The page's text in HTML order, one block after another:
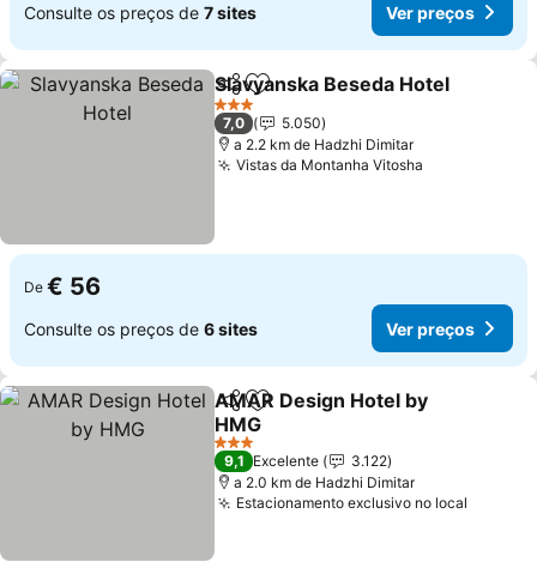
Consulte os preços de 7 sites Ver preços
PartilharAdicionar aos favoritos
Slavyanska Beseda Hotel
3 Estrelas
7,0
5.050
a 2.2 km de Hadzhi Dimitar
Vistas da Montanha Vitosha
De € 56
Consulte os preços de 6 sites Ver preços
PartilharAdicionar aos favoritos
AMAR Design Hotel by
HMG
3 Estrelas
9,1 Excelente
3.122
a 2.0 km de Hadzhi Dimitar
Estacionamento exclusivo no local